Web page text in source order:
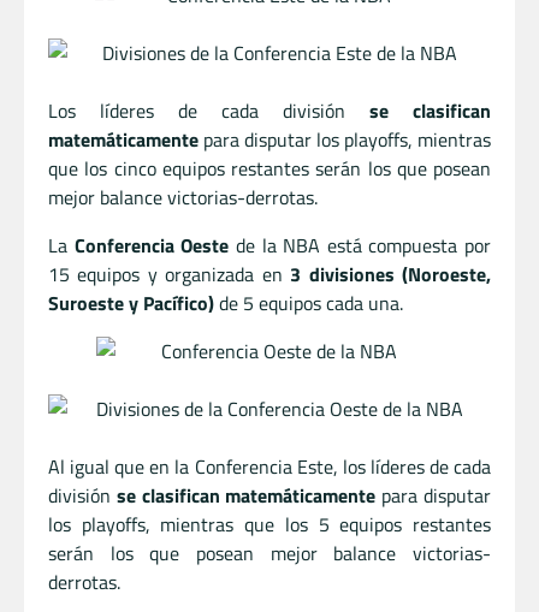
Los líderes de cada división se clasifican
matemáticamente para disputar los playoffs, mientras
que los cinco equipos restantes serán los que posean
mejor balance victorias-derrotas.
La Conferencia Oeste de la NBA está compuesta por
15 equipos y organizada en 3 divisiones (Noroeste,
Suroeste y Pacífico)de 5 equipos cada una.
Al igual que en la Conferencia Este, los líderes de cada
división se clasifican matemáticamente para disputar
los playoffs, mientras que los 5 equipos restantes
serán los que posean mejor balance victorias-
derrotas.